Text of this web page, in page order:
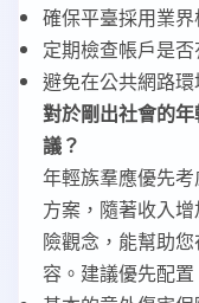
確保平臺採用業
定期檢查帳戶是
避免在公共網路
對於剛出社會的
議？
年輕族羣應優先
方案，隨著收入
險觀念，能幫助
容。建議優先配置